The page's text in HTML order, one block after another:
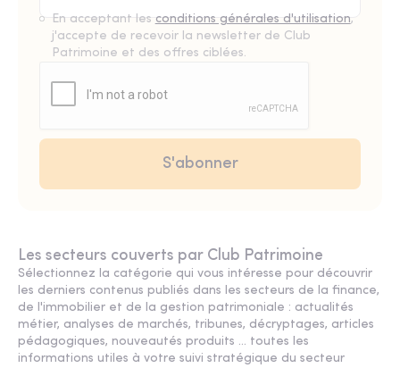
En acceptant les conditions générales d'utilisation,
j'accepte de recevoir la newsletter de Club
Patrimoine et des offres ciblées.
Les secteurs couverts par Club Patrimoine
Sélectionnez la catégorie qui vous intéresse pour découvrir
les derniers contenus publiés dans les secteurs de la finance,
de l'immobilier et de la gestion patrimoniale : actualités
métier, analyses de marchés, tribunes, décryptages, articles
pédagogiques, nouveautés produits ... toutes les
informations utiles à votre suivi stratégique du secteur